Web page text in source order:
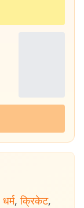
धर्म, क्रिकेट,